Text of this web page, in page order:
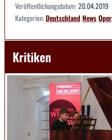
Veröffentlichungsdatum:20.04.2019
Kategorien:DeutschlandNewsOper
Kritiken